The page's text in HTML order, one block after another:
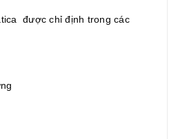
được chỉ định trong các